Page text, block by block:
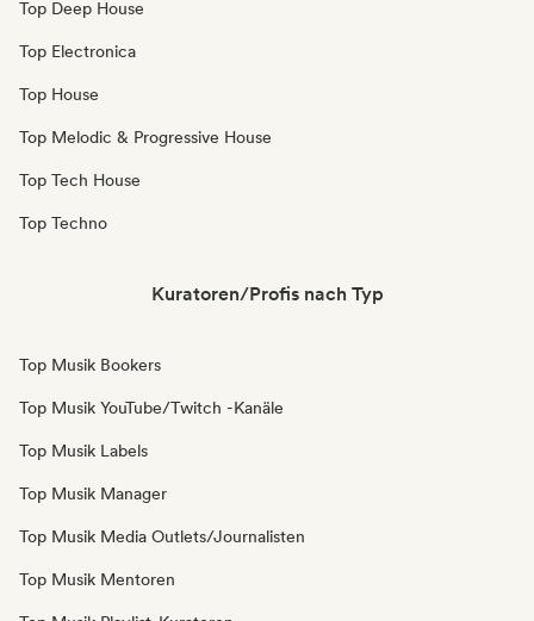
Top Deep House
Top Electronica
Top House
Top Melodic & Progressive House
Top Tech House
Top Techno
Kuratoren/Profis nach Typ
Top Musik Bookers
Top Musik YouTube/Twitch -Kanäle
Top Musik Labels
Top Musik Manager
Top Musik Media Outlets/Journalisten
Top Musik Mentoren